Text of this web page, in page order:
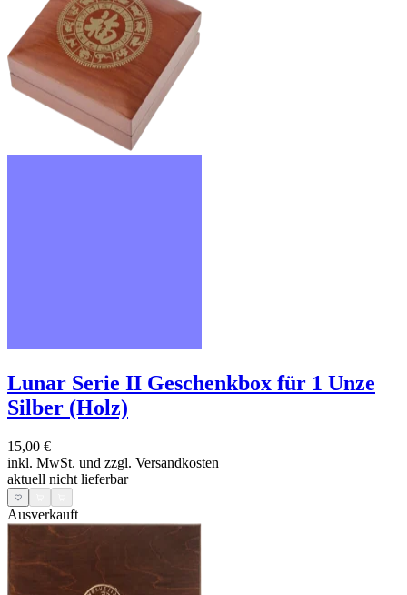
Lunar Serie II Geschenkbox für 1 Unze
Silber (Holz)
15,00 €
inkl. MwSt. und zzgl. Versandkosten
aktuell nicht lieferbar
Ausverkauft